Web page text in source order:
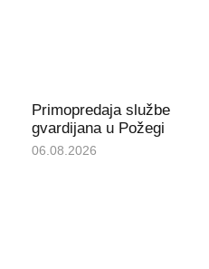
Primopredaja službe
gvardijana u Požegi
06.08.2026